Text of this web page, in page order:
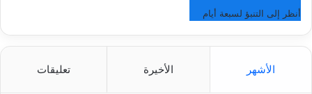
أنظر إلى التنبؤ لسبعة أيام
الأشهر الأخيرة تعليقات